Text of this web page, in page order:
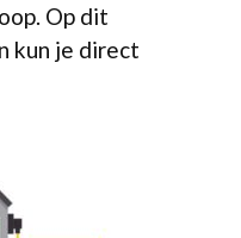
Op dit
kun je direct